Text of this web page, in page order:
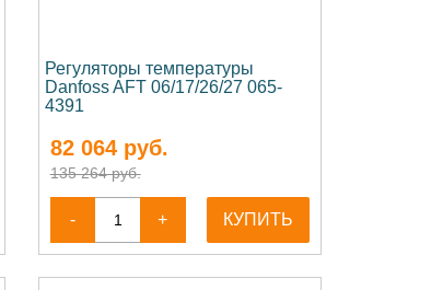
Регуляторы температуры
Danfoss AFT 06/17/26/27 065-
4391
82 064руб.
135 264 руб.
- + КУПИТЬ